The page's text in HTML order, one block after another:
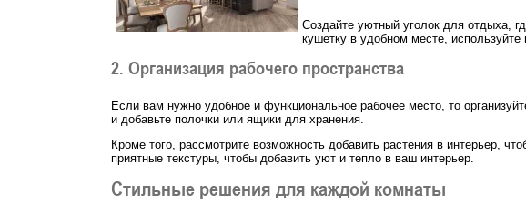
Создайте уютный уголок для отдыха,
кушетку в удобном месте,
2. Организация рабочего пространства
Если вам нужно удобное и функциональное рабочее место, то
и добавьте полочки или ящики для хранения.
Кроме того, рассмотрите возможность добавить растения в интерьер,
приятные текстуры, чтобы добавить уют и тепло в ваш интерьер.
Стильные решения для каждой комнаты